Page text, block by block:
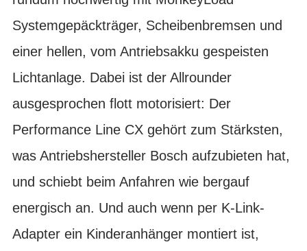
Systemgepäckträger, Scheibenbremsen und
einer hellen, vom Antriebsakku gespeisten
Lichtanlage. Dabei ist der Allrounder
ausgesprochen flott motorisiert: Der
Performance Line CX gehört zum Stärksten,
was Antriebshersteller Bosch aufzubieten hat,
und schiebt beim Anfahren wie bergauf
energisch an. Und auch wenn per K-Link-
Adapter ein Kinderanhänger montiert ist,